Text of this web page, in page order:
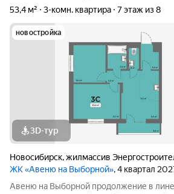
53,4 м²
3-комн. квартира 7 этаж из 8
новостройка
3D-тур
Новосибирск,жилмассив
ЖК «Авеню на Выборной», 4 квартал
Авеню на Выборной продолжение в линейке успешных